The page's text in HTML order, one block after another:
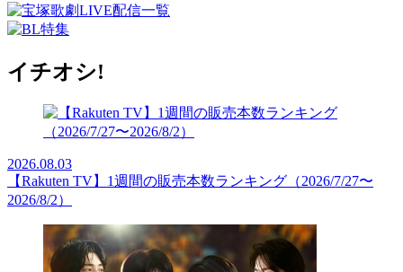
イチオシ!
2026.08.03
【Rakuten TV】1週間の販売本数ランキング（2026/7/27〜
2026/8/2）